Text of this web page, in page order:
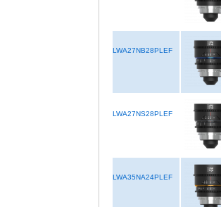
LWA27NB28PLEF
LWA27NS28PLEF
LWA35NA24PLEF